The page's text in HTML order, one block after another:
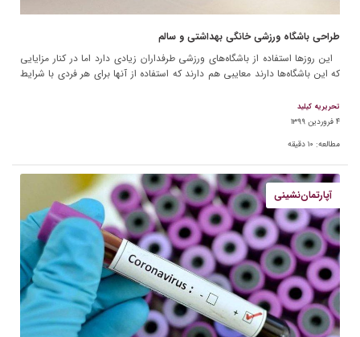
طراحی باشگاه ورزشی خانگی بهداشتی و سالم
این روزها استفاده از باشگاه‌های ورزشی طرفداران زیادی دارد اما در کنار مزایایی
که این باشگاه‌ها دارند معایبی هم دارند که استفاده از آنها برای هر فردی با شرایط
تحریریه کیلید
۴ فروردین ۱۳۹۹
مطالعه: ۱۰ دقیقه
آپارتمان‌نشینی